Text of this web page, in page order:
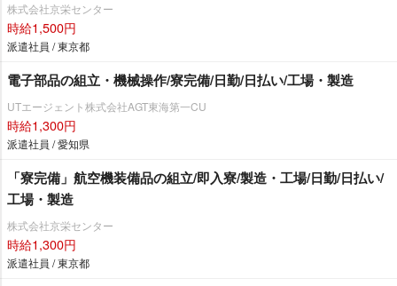
株式会社京栄センター
時給1,500円
派遣社員 / 東京都
電子部品の組立・機械操作/寮完備/日勤/日払い/工場・製造
UTエージェント株式会社AGT東海第一CU
時給1,300円
派遣社員 / 愛知県
「寮完備」航空機装備品の組立/即入寮/製造・工場/日勤/日払い/
工場・製造
株式会社京栄センター
時給1,300円
派遣社員 / 東京都